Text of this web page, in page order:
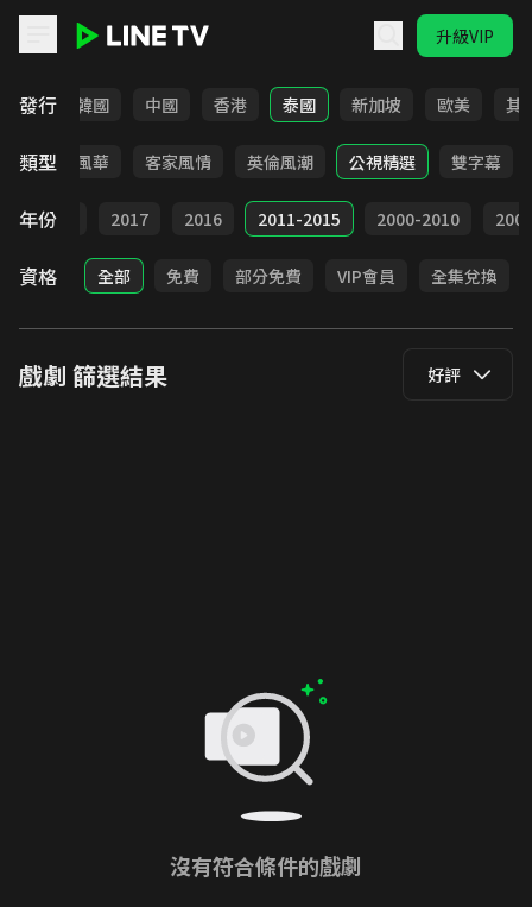
升級VIP
發行
日本 韓國 中國 香港 泰國 新加坡 歐美 其
類型台語風華 客家風情 英倫風潮 公視精選 雙字幕
年份
2018 2017 2016 2011-2015 2000-2010
資格 全部 免費 部分免費 VIP會員 全集兌換
戲劇 篩選結果 好評
沒有符合條件的戲劇